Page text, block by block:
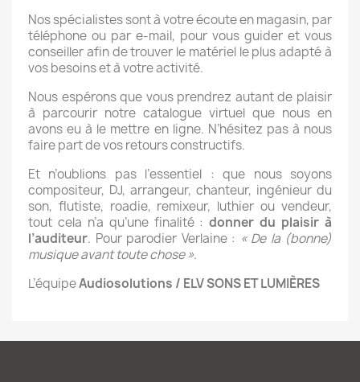
Nos spécialistes sont à votre écoute en magasin, par
téléphone ou par e-mail, pour vous guider et vous
conseiller afin de trouver le matériel le plus adapté à
vos besoins et à votre activité.
Nous espérons que vous prendrez autant de plaisir
à parcourir notre catalogue virtuel que nous en
avons eu à le mettre en ligne. N’hésitez pas à nous
faire part de vos retours constructifs.
Et n’oublions pas l’essentiel : que nous soyons
compositeur, DJ, arrangeur, chanteur, ingénieur du
son, flutiste, roadie, remixeur, luthier ou vendeur,
tout cela n’a qu’une finalité :donner du plaisir à
l’auditeur. Pour parodier Verlaine : « De la (bonne)
musique avant toute chose ».
L’équipeAudiosolutions / ELV SONS ET LUMIÈRES